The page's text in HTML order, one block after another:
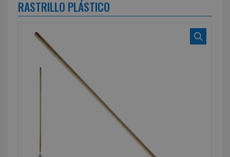
RASTRILLO PLÁSTICO